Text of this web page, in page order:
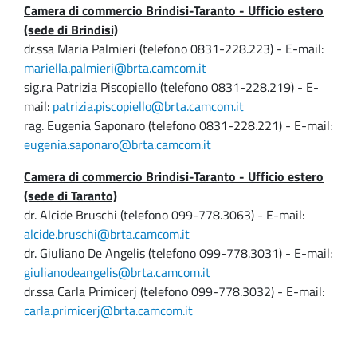
Camera di commercio Brindisi-Taranto - Ufficio estero
(sede di Brindisi)
dr.ssa Maria Palmieri (telefono 0831-228.223) - E-mail:
mariella.palmieri@brta.camcom.it
sig.ra Patrizia Piscopiello (telefono 0831-228.219) - E-
mail: patrizia.piscopiello@brta.camcom.it
rag. Eugenia Saponaro (telefono 0831-228.221) - E-mail:
eugenia.saponaro@brta.camcom.it
Camera di commercio Brindisi-Taranto - Ufficio estero
(sede di Taranto)
dr. Alcide Bruschi (telefono 099-778.3063) - E-mail:
alcide.bruschi@brta.camcom.it
dr. Giuliano De Angelis (telefono 099-778.3031) - E-mail:
giulianodeangelis@brta.camcom.it
dr.ssa Carla Primicerj (telefono 099-778.3032) - E-mail:
carla.primicerj@brta.camcom.it